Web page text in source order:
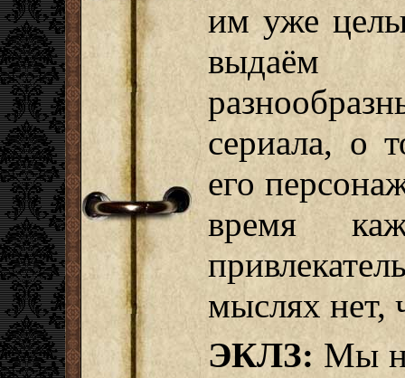
им уже
выдаём
сериала, о
его
время
мыслях нет,
ЭКЛЗ: Мы